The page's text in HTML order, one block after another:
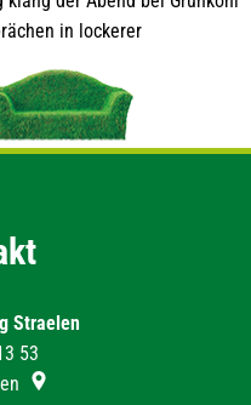
in lockerer
Straelen
53